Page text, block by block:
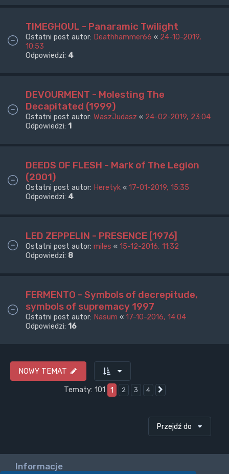
TIMEGHOUL - Panaramic Twilight
Ostatni post autor: Deathhammer66 « 24-10-2019,
10:53
Odpowiedzi: 4
DEVOURMENT - Molesting The
Decapitated (1999)
Ostatni post autor: WaszJudasz « 24-02-2019, 23:04
Odpowiedzi: 1
DEEDS OF FLESH - Mark of The Legion
(2001)
Ostatni post autor: Heretyk « 17-01-2019, 15:35
Odpowiedzi: 4
LED ZEPPELIN - PRESENCE [1976]
Ostatni post autor: miles « 15-12-2016, 11:32
Odpowiedzi: 8
FERMENTO - Symbols of decrepitude,
symbols of supremacy 1997
Ostatni post autor: Nasum « 17-10-2016, 14:04
Odpowiedzi: 16
NOWY TEMAT
Tematy: 101
1 2 3 4
Przejdź do
Informacje